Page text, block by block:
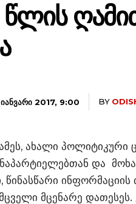
2017, 9:00 BY
ახალი პოლიტიკური
და
წინასწარი
მცენარე